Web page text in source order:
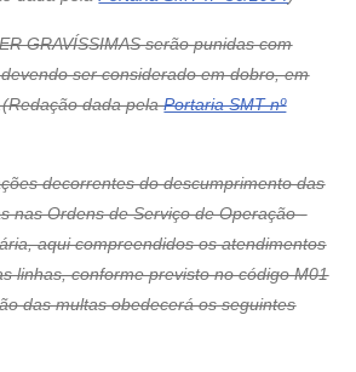
GRAVÍSSIMAS serão punidas com
ser considerado em dobro, em
dada pelaPortaria SMT nº
decorrentes do descumprimento das
nas Ordens de Serviço de Operação -
aqui compreendidos os atendimentos
linhas, conforme previsto no código M01
das multas obedecerá os seguintes